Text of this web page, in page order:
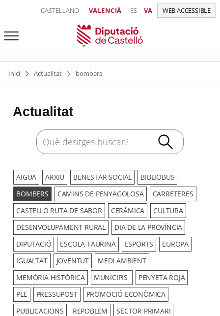
CASTELLANO VALENCIÀ ES VA WEB ACCESSIBLE
Inici Actualitat bombers
Actualitat
AIGUA ARXIU BENESTAR SOCIAL
BIBLIOBUS
BOMBERS
CAMINS DE PENYAGOLOSA
CARRETERES
CASTELLÓ RUTA DE SABOR
CERÀMICA
CULTURA
DESENVOLUPAMENT RURAL
DIA DE LA PROVÍNCIA
DIPUTACIÓ
ESCOLA TAURINA ESPORTS
EUROPA
IGUALTAT
JOVENTUT
MEDI AMBIENT
MEMÒRIA HISTÒRICA
MUNICIPIS
PENYETA ROJA
PLE
PRESSUPOST
PROMOCIÓ ECONÒMICA
PUBLICACIONS
REPOBLEM
SECTOR PRIMARI